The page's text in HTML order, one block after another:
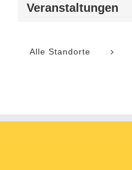
Veranstaltungen
Alle Standorte